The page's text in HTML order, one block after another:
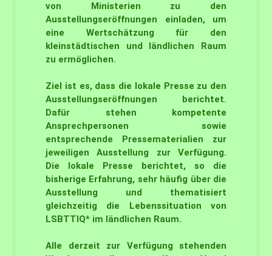
von Ministerien zu den
Ausstellungseröffnungen einladen, um
eine Wertschätzung für den
kleinstädtischen und ländlichen Raum
zu ermöglichen.
Ziel ist es, dass die lokale Presse zu den
Ausstellungseröffnungen berichtet.
Dafür stehen kompetente
Ansprechpersonen sowie
entsprechende Pressematerialien zur
jeweiligen Ausstellung zur Verfügung.
Die lokale Presse berichtet, so die
bisherige Erfahrung, sehr häufig über die
Ausstellung und thematisiert
gleichzeitig die Lebenssituation von
LSBTTIQ* im ländlichen Raum.
Alle derzeit zur Verfügung stehenden